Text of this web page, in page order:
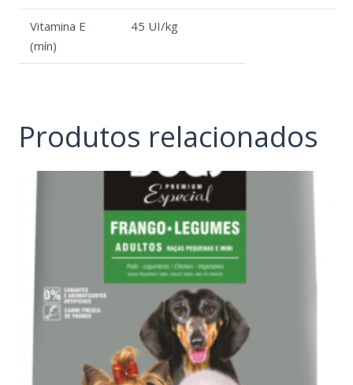
Vitamina E
(mín)
45 UI/kg
Produtos relacionados